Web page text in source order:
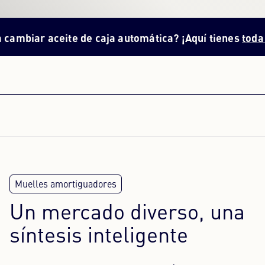
de caja automática? ¡Aquí tienestoda la
Un mercado diverso, una
síntesis inteligente